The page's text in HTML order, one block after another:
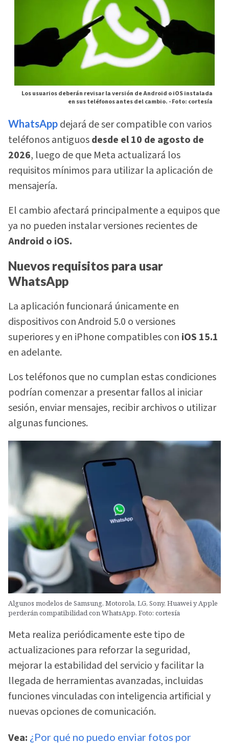
Los usuarios deberán revisar la versión de Android o iOS instalada
en sus teléfonos antes del cambio. -Foto: cortesía
WhatsApp dejará de ser compatible con varios
teléfonos antiguosdesde el 10 de agosto de
2026, luego de que Meta actualizará los
requisitos mínimos para utilizar la aplicación de
mensajería.
El cambio afectará principalmente a equipos que
ya no pueden instalar versiones recientes de
Android o iOS.
Nuevos requisitos para usar
WhatsApp
La aplicación funcionará únicamente en
dispositivos con Android 5.0 o versiones
superiores y en iPhone compatibles con iOS 15.1
en adelante.
Los teléfonos que no cumplan estas condiciones
podrían comenzar a presentar fallos al iniciar
sesión, enviar mensajes, recibir archivos o utilizar
algunas funciones.
Algunos modelos de Samsung, Motorola, LG, Sony, Huawei y Apple
perderán compatibilidad con WhatsApp. Foto: cortesía
Meta realiza periódicamente este tipo de
actualizaciones para reforzar la seguridad,
mejorar la estabilidad del servicio y facilitar la
llegada de herramientas avanzadas, incluidas
funciones vinculadas con inteligencia artificial y
nuevas opciones de comunicación.
Vea: ¿Por qué no puedo enviar fotos por